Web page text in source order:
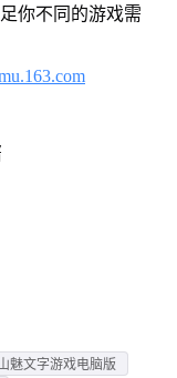
你不同的游戏需
魅文字游戏电脑版